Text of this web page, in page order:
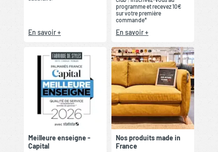
En savoir +
programme et recevez 10€
sur votre première
commande*
En savoir +
Meilleure enseigne -
Capital
Nos produits made in
France